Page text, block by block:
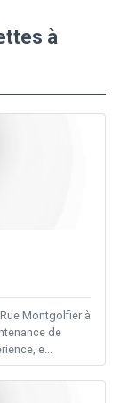
à
Montgolfier à
de
e...